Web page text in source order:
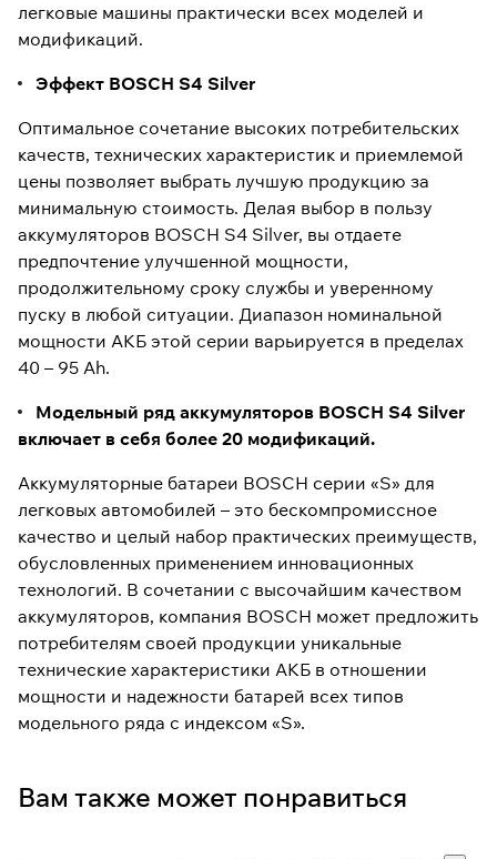
легковые машины практически всех моделей и
модификаций.
Эффект BOSCH S4 Silver
Оптимальное сочетание высоких потребительских
качеств, технических характеристик и приемлемой
цены позволяет выбрать лучшую продукцию за
минимальную стоимость. Делая выбор в пользу
аккумуляторов BOSCH S4 Silver, вы отдаете
предпочтение улучшенной мощности,
продолжительному сроку службы и уверенному
пуску в любой ситуации. Диапазон номинальной
мощности АКБ этой серии варьируется в пределах
40 – 95 Ah.
Модельный ряд аккумуляторов BOSCH S4 Silver
включает в себя более 20 модификаций.
Аккумуляторные батареи BOSCH серии «S» для
легковых автомобилей – это бескомпромиссное
качество и целый набор практических преимуществ,
обусловленных применением инновационных
технологий. В сочетании с высочайшим качеством
аккумуляторов, компания BOSCH может предложить
потребителям своей продукции уникальные
технические характеристики АКБ в отношении
мощности и надежности батарей всех типов
модельного ряда с индексом «S».
Вам также может понравиться